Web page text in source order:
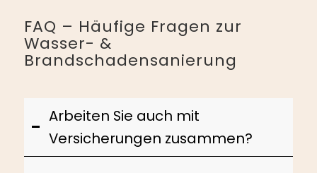
FAQ – Häufige Fragen zur
Wasser- &
Brandschadensanierung
Arbeiten Sie auch mit
Versicherungen zusammen?